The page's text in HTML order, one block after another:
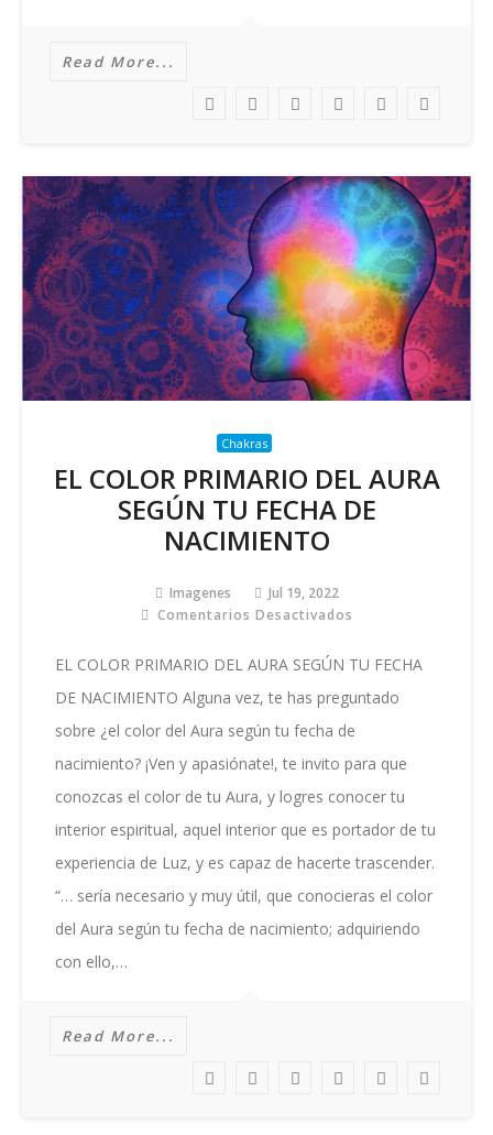
Read More...
Chakras
EL COLOR PRIMARIO DEL AURA
SEGÚN TU FECHA DE
NACIMIENTO
Imagenes
Jul 19, 2022
Comentarios Desactivados
COLOR
DEL
AURA
TU
FECHA
NACIMIENTO
EL COLOR PRIMARIO DEL AURA SEGÚN TU FECHA
DE NACIMIENTO Alguna vez, te has preguntado
sobre ¿el color del Aura según tu fecha de
nacimiento? ¡Ven y apasiónate!, te invito para que
conozcas el color de tu Aura, y logres conocer tu
interior espiritual, aquel interior que es portador de tu
experiencia de Luz, y es capaz de hacerte trascender.
“… sería necesario y muy útil, que conocieras el color
del Aura según tu fecha de nacimiento; adquiriendo
con ello,…
Read More...